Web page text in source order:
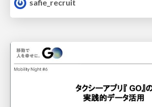
safie_recruit